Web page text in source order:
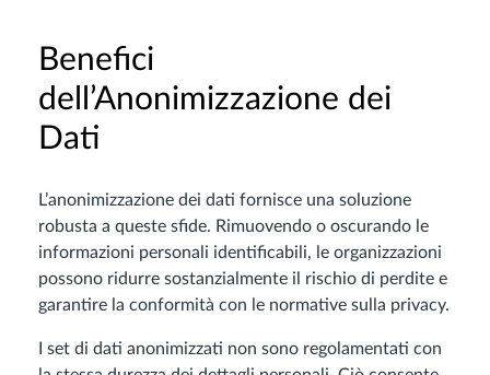
Benefici
dell’Anonimizzazione dei
Dati
L’anonimizzazione dei dati fornisce una soluzione
robusta a queste sfide. Rimuovendo o oscurando le
informazioni personali identificabili, le organizzazioni
possono ridurre sostanzialmente il rischio di perdite e
garantire la conformità con le normative sulla privacy.
I set di dati anonimizzati non sono regolamentati con